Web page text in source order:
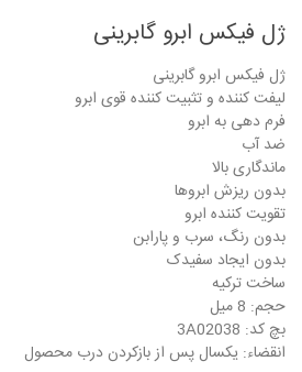
ژل فیکس ابرو گابرینی
ژل فیکس ابرو گابرینی
لیفت کننده و تثبیت کننده قوی ابرو
فرم دهی به ابرو
ضد آب
ماندگاری بالا
بدون ریزش ابروها
تقویت کننده ابرو
بدون رنگ، سرب و پارابن
بدون ایجاد سفیدک
ساخت ترکیه
حجم: 8 میل
بچ کد: 3A02038
انقضاء: یکسال پس از بازکردن درب محصول